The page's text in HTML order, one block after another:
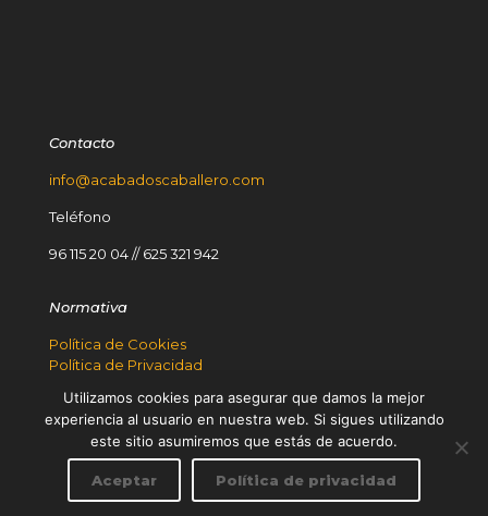
Contacto
info@acabadoscaballero.com
Teléfono
96 115 20 04//625 321 942
Normativa
Política de Cookies
Política de Privacidad
PlanDeRecuperación
Premio houzz
© 2024 Caballero
Utilizamos cookies para asegurar que damos la mejor
experiencia al usuario en nuestra web. Si sigues utilizando
este sitio asumiremos que estás de acuerdo.
Aceptar Política de privacidad
Contactar